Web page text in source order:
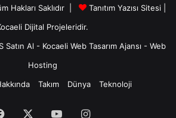
Hakları Saklıdır |
Tanıtım Yazısı Sitesi |
Dijital Projeleridir.
Satın Al - Kocaeli Web Tasarım Ajansı - Web
Hosting
Takım Dünya Teknoloji
Facebook YouTubeInstagram